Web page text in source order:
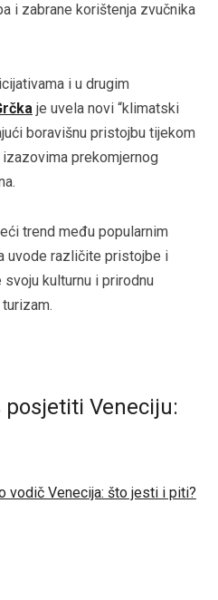
i zabrane korištenja zvučnika
i u drugim
je uvela novi “klimatski
boravišnu pristojbu tijekom
prekomjernog
trend među popularnim
uvode različite pristojbe i
kulturnu i prirodnu
Veneciju:
vodič Venecija: što jesti i piti?